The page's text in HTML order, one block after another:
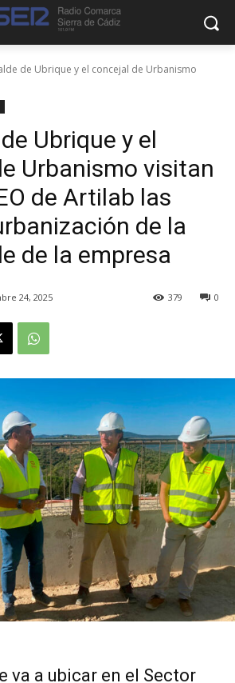
de Ubrique y el concejal de Urbanismo
Ubrique y el
Urbanismo visitan
de Artilab las
de la
de la empresa
24, 2025 0
379
va a ubicar en el Sector